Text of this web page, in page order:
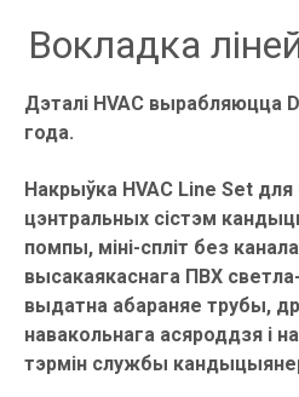
Вокладка
Дэталі HVAC вырабляюцца
года.
Накрыўка HVAC Line Set
цэнтральных сістэм
помпы, міні-спліт без
высакаякаснага ПВХ
выдатна абараняе трубы,
навакольнага асяроддзя і
тэрмін службы